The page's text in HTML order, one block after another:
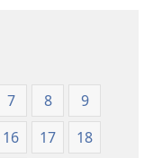
o
ao
apî
Te
Bibilia,
Huriraa
7 8
9
16 17
18